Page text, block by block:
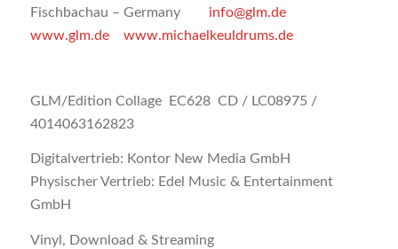
Fischbachau – Germany info@glm.de
www.glm.de
www.michaelkeuldrums.de
GLM/Edition Collage EC628 CD / LC08975 /
4014063162823
Digitalvertrieb: Kontor New Media GmbH
Physischer Vertrieb: Edel Music & Entertainment
GmbH
Vinyl, Download & Streaming